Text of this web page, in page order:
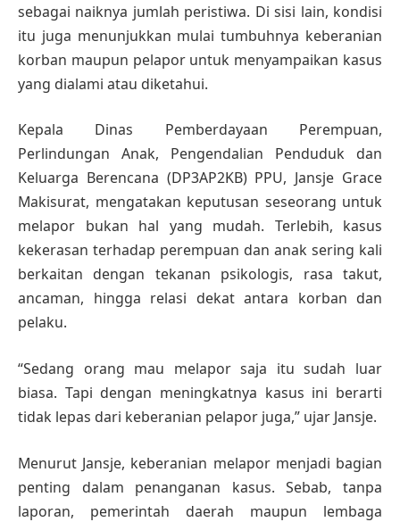
sebagai naiknya jumlah peristiwa. Di sisi lain, kondisi
itu juga menunjukkan mulai tumbuhnya keberanian
korban maupun pelapor untuk menyampaikan kasus
yang dialami atau diketahui.
Kepala Dinas Pemberdayaan Perempuan,
Perlindungan Anak, Pengendalian Penduduk dan
Keluarga Berencana (DP3AP2KB) PPU, Jansje Grace
Makisurat, mengatakan keputusan seseorang untuk
melapor bukan hal yang mudah. Terlebih, kasus
kekerasan terhadap perempuan dan anak sering kali
berkaitan dengan tekanan psikologis, rasa takut,
ancaman, hingga relasi dekat antara korban dan
pelaku.
“Sedang orang mau melapor saja itu sudah luar
biasa. Tapi dengan meningkatnya kasus ini berarti
tidak lepas dari keberanian pelapor juga,” ujar Jansje.
Menurut Jansje, keberanian melapor menjadi bagian
penting dalam penanganan kasus. Sebab, tanpa
laporan, pemerintah daerah maupun lembaga